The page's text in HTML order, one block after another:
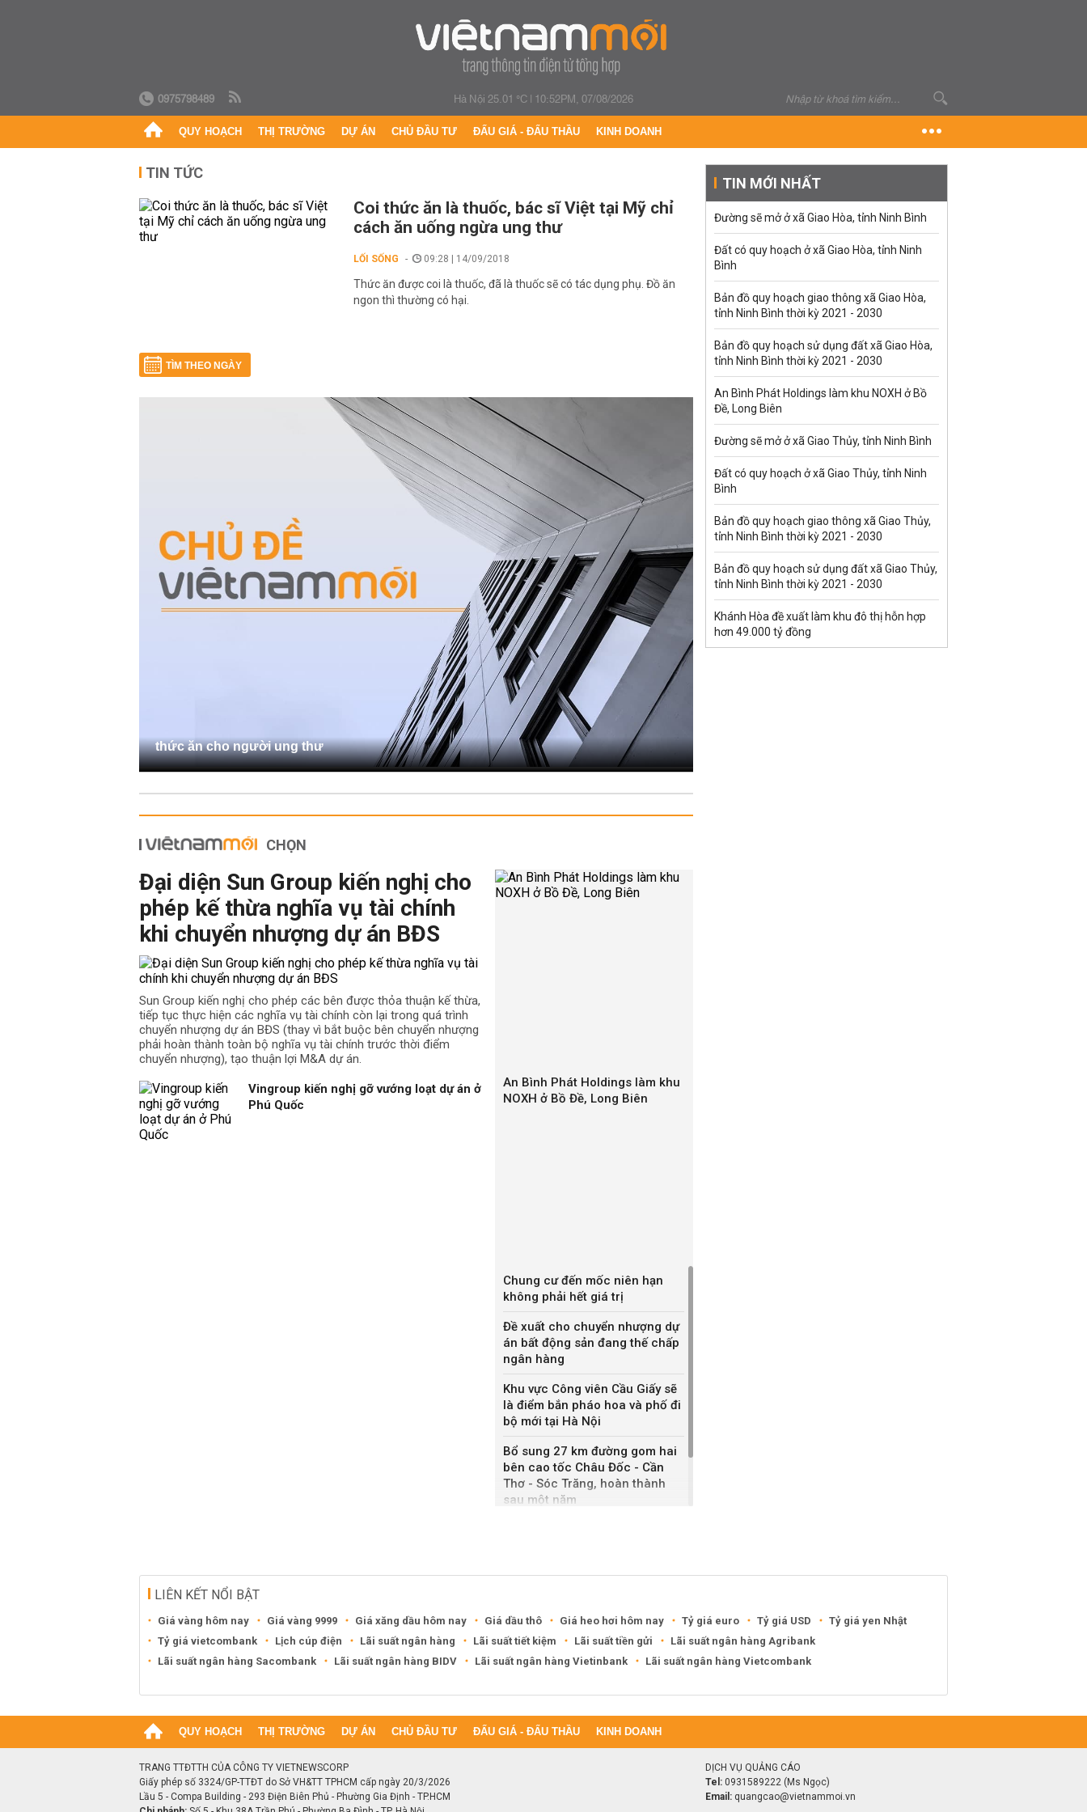
0975798489 Hà Nội 25.01 °C| 10:52PM, 07/08/2026
QUY HOẠCH THỊ TRƯỜNG DỰ ÁN CHỦ ĐẦU TƯ ĐẤU GIÁ - ĐẤU THẦU KINH DOANH
TIN TỨC
Coi thức ăn là thuốc, bác sĩ Việt tại Mỹ chỉ
cách ăn uống ngừa ung thư
LỐI SỐNG 09:28 | 14/09/2018
Thức ăn được coi là thuốc, đã là thuốc sẽ có tác dụng phụ. Đồ ăn
ngon thì thường có hại.
TÌM THEO NGÀY
thức ăn cho người ung thư
CHỌN
Đại diện Sun Group kiến nghị cho
phép kế thừa nghĩa vụ tài chính
khi chuyển nhượng dự án BĐS
Sun Group kiến nghị cho phép các bên được thỏa thuận kế thừa,
tiếp tục thực hiện các nghĩa vụ tài chính còn lại trong quá trình
chuyển nhượng dự án BĐS (thay vì bắt buộc bên chuyển nhượng
phải hoàn thành toàn bộ nghĩa vụ tài chính trước thời điểm
chuyển nhượng), tạo thuận lợi M&A dự án.
Vingroup kiến nghị gỡ vướng loạt dự án ở
Phú Quốc
An Bình Phát Holdings làm khu
NOXH ở Bồ Đề, Long Biên
Chung cư đến mốc niên hạn
không phải hết giá trị
Đề xuất cho chuyển nhượng dự
án bất động sản đang thế chấp
ngân hàng
Khu vực Công viên Cầu Giấy sẽ
là điểm bắn pháo hoa và phố đi
bộ mới tại Hà Nội
Bổ sung 27 km đường gom hai
bên cao tốc Châu Đốc - Cần
Thơ - Sóc Trăng, hoàn thành
sau một năm
TIN MỚI NHẤT
Đường sẽ mở ở xã Giao Hòa, tỉnh Ninh Bình
Đất có quy hoạch ở xã Giao Hòa, tỉnh Ninh
Bình
Bản đồ quy hoạch giao thông xã Giao Hòa,
tỉnh Ninh Bình thời kỳ 2021 - 2030
Bản đồ quy hoạch sử dụng đất xã Giao Hòa,
tỉnh Ninh Bình thời kỳ 2021 - 2030
An Bình Phát Holdings làm khu NOXH ở Bồ
Đề, Long Biên
Đường sẽ mở ở xã Giao Thủy, tỉnh Ninh Bình
Đất có quy hoạch ở xã Giao Thủy, tỉnh Ninh
Bình
Bản đồ quy hoạch giao thông xã Giao Thủy,
tỉnh Ninh Bình thời kỳ 2021 - 2030
Bản đồ quy hoạch sử dụng đất xã Giao Thủy,
tỉnh Ninh Bình thời kỳ 2021 - 2030
Khánh Hòa đề xuất làm khu đô thị hỗn hợp
hơn 49.000 tỷ đồng
LIÊN KẾT NỔI BẬT
Giá vàng hôm nay Giá vàng 9999 Giá xăng dầu hôm nay Giá dầu thô Giá heo hơi hôm nay Tỷ giá euro Tỷ giá USD
Tỷ giá yen Nhật
Tỷ giá vietcombank
Lịch cúp điện Lãi suất ngân hàng Lãi suất tiết kiệm Lãi suất tiền gửi
Lãi suất ngân hàng Agribank
Lãi suất ngân hàng Sacombank
Lãi suất ngân hàng BIDV Lãi suất ngân hàng Vietinbank Lãi suất ngân hàng Vietcombank
QUY HOẠCH THỊ TRƯỜNG DỰ ÁN CHỦ ĐẦU TƯ ĐẤU GIÁ - ĐẤU THẦU KINH DOANH
TRANG TTĐTTH CỦA CÔNG TY VIETNEWSCORP
Giấy phép số 3324/GP-TTĐT do Sở VH&TT TPHCM cấp ngày 20/3/2026
Lầu 5 - Compa Building - 293 Điện Biên Phủ - Phường Gia Định - TP.HCM
DỊCH VỤ QUẢNG CÁO
Tel: 0931589222 (Ms Ngọc)
Email: quangcao@vietnammoi.vn